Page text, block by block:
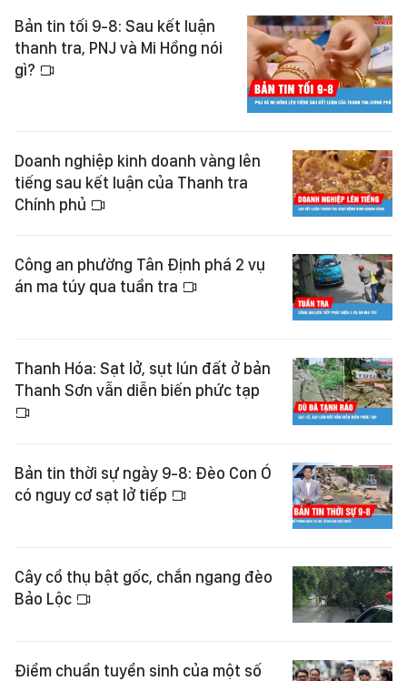
Bản tin tối 9-8: Sau kết luận
thanh tra, PNJ và Mi Hồng nói
gì?
Doanh nghiệp kinh doanh vàng lên
tiếng sau kết luận của Thanh tra
Chính phủ
Công an phường Tân Định phá 2 vụ
án ma túy qua tuần tra
Thanh Hóa: Sạt lở, sụt lún đất ở bản
Thanh Sơn vẫn diễn biến phức tạp
Bản tin thời sự ngày 9-8: Đèo Con Ó
có nguy cơ sạt lở tiếp
Cây cổ thụ bật gốc, chắn ngang đèo
Bảo Lộc
Điểm chuẩn tuyển sinh của một số